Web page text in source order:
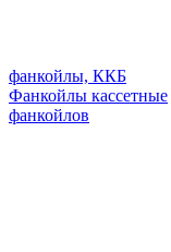
фанкойлы, ККБ
Фанкойлы кассетные
фанкойлов